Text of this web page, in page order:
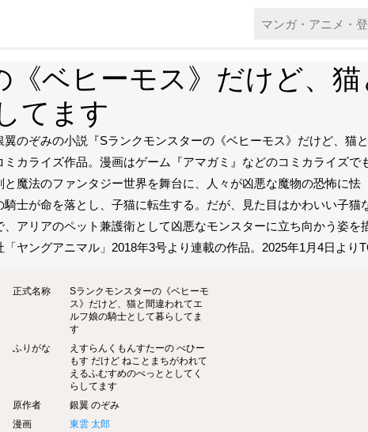
ベヒーモス》だけど、
てます
翼のぞみの小説『Sランクモンスターの《ベヒーモス》だけど、猫
ミカライズ作品。漫画はゲーム『アマガミ』などのコミカライズで
と魔法のファンタジー世界を舞台に、人々が凶悪な魔物の恐怖に
騎士が命を落とし、子猫に転生する。だが、見た目はかわいい子猫
、アリアのペット兼護衛として凶悪なモンスターに立ち向かう姿
「ヤングアニマル」2018年3号より連載の作品。2025年1月4日より
正式名称
Sランクモンスターの《ベヒーモ
ス》だけど、猫と間違われてエ
ルフ娘の騎士として暮らしてま
す
ふりがな
えすらんくもんすたーの べひー
もす だけど ねことまちがわれて
えるふむすめのぺっととしてく
らしてます
原作者
銀翼 のぞみ
漫画
東雲 太郎